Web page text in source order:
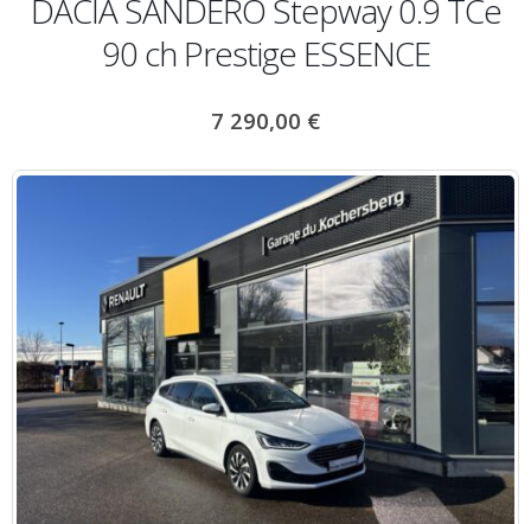
DACIA SANDERO Stepway 0.9 TCe
90 ch Prestige ESSENCE
7 290,00 €